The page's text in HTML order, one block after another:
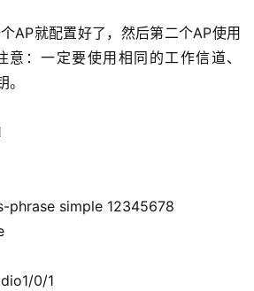
AP就配置好了，然后第二个AP使用
意：一定要使用相同的工作信道、
phrase simple 12345678
0/1